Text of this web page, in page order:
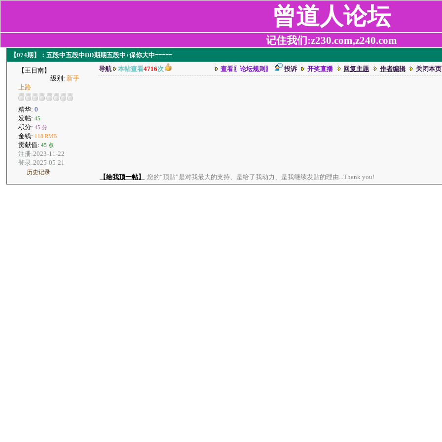
曾道人论坛
记住我们:z230.com,z240.com
【074期】：五段中五段中DD期期五段中+保你大中=====
【王日南】
级别: 新手
上路
精华:0
发帖:45
积分:45 分
金钱: 118 RMB
贡献值:45 点
注册:2023-11-22
登录:2025-05-21
历史记录
导航 本帖查看4716次 查看〖论坛规则〗 投诉 开奖直播 回复主题 作者编辑 关闭本页
【给我顶一帖】 您的“顶贴”是对我最大的支持、是给了我动力、是我继续发贴的理由...Thank you!